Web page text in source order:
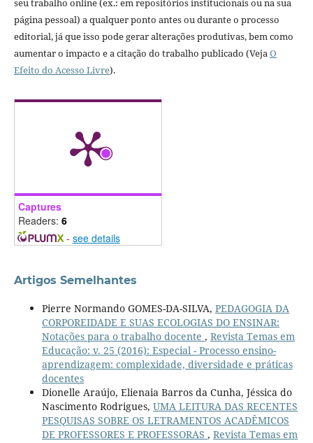
seu trabalho online (ex.: em repositórios institucionais ou na sua
página pessoal) a qualquer ponto antes ou durante o processo
editorial, já que isso pode gerar alterações produtivas, bem como
aumentar o impacto e a citação do trabalho publicado (VejaO
Efeito do Acesso Livre).
Captures
Readers: 6
- see details
Artigos Semelhantes
Pierre Normando GOMES-DA-SILVA, PEDAGOGIA DA
CORPOREIDADE E SUAS ECOLOGIAS DO ENSINAR:
Notações para o trabalho docente , Revista Temas em
Educação: v. 25 (2016): Especial - Processo ensino-
aprendizagem: complexidade, diversidade e práticas
docentes
Dionelle Araújo, Elienaia Barros da Cunha, Jéssica do
Nascimento Rodrigues, UMA LEITURA DAS RECENTES
PESQUISAS SOBRE OS LETRAMENTOS ACADÊMICOS
DE PROFESSORES E PROFESSORAS , Revista Temas em